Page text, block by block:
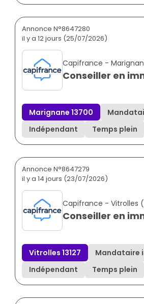
Annonce N°8647280
il y a 12 jours (25/07/2026)
Capifrance -
Conseiller en
Marignane 13700
Indépendant
Temps plein
Annonce N°8647279
il y a 14 jours (23/07/2026)
Capifrance - Vitrolles
Conseiller en
Vitrolles 13127
Mandataire
Indépendant
Temps plein